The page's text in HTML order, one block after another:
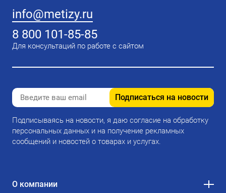
info@metizy.ru
8 800 101-85-85
Для консультаций по работе с сайтом
Подписаться на новости
Подписываясь на новости, я даю согласие на обработку
персональных данных и на получение рекламных
сообщений и новостей о товарах и услугах.
О компании